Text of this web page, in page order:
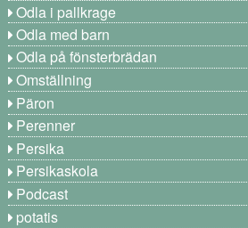
Odla i pallkrage
Odla med barn
Odla på fönsterbrädan
Omställning
Päron
Perenner
Persika
Persikaskola
Podcast
potatis